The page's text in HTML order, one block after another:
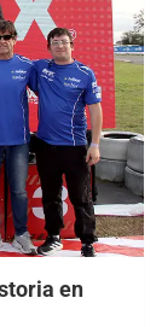
en